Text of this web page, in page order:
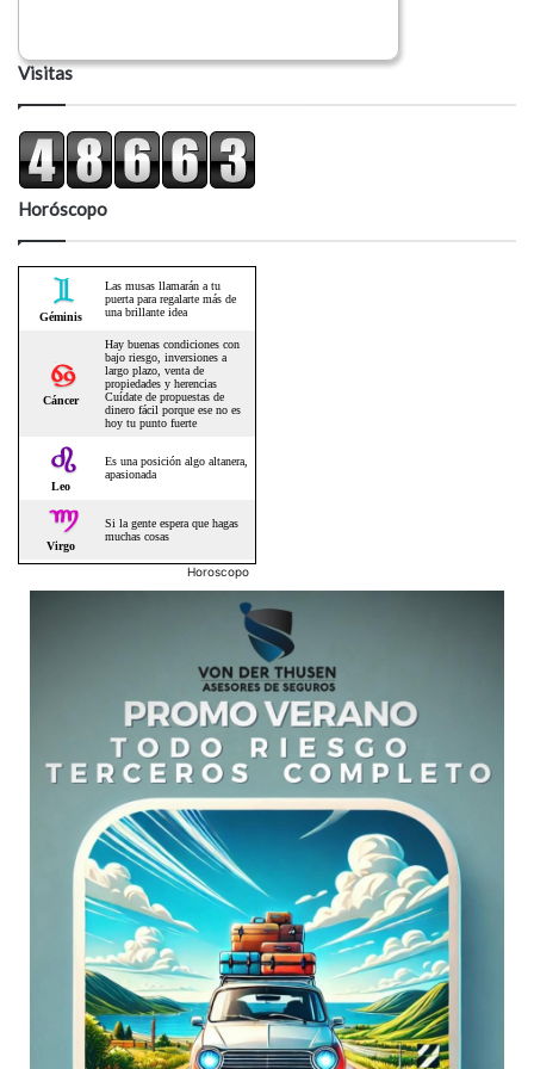
Visitas
Horóscopo
Horoscopo